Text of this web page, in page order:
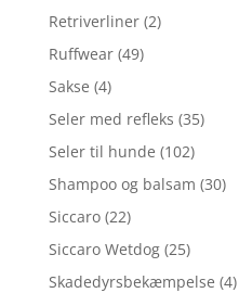
Retriverliner (2)
Ruffwear (49)
Sakse (4)
Seler med refleks (35)
Seler til hunde (102)
Shampoo og balsam (30)
Siccaro (22)
Siccaro Wetdog (25)
Skadedyrsbekæmpelse (4)